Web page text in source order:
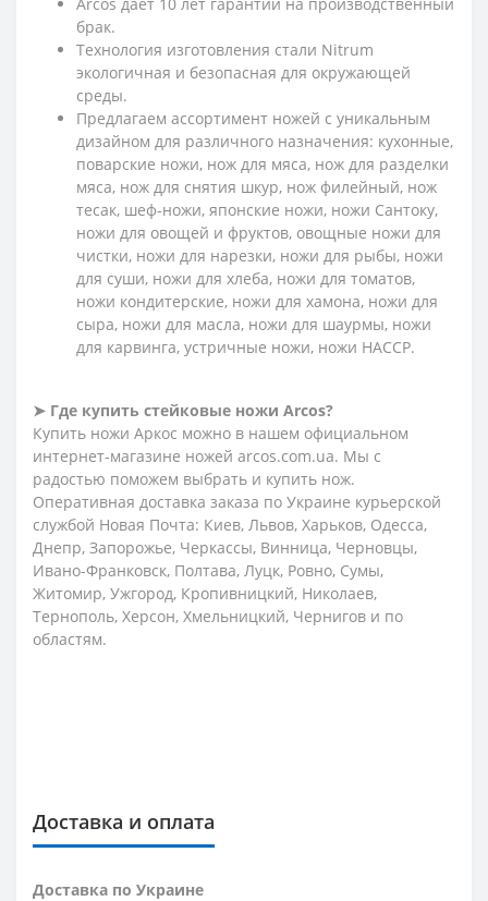
брак.
Технология изготовления стали Nitrum
экологичная и безопасная для окружающей
среды.
Предлагаем ассортимент ножей с уникальным
дизайном для различного назначения: кухонные,
поварские ножи, нож для мяса, нож для разделки
мяса, нож для снятия шкур, нож филейный, нож
тесак, шеф-ножи, японские ножи, ножи Сантоку,
ножи для овощей и фруктов, овощные ножи для
чистки, ножи для нарезки, ножи для рыбы, ножи
для суши, ножи для хлеба, ножи для томатов,
ножи кондитерские, ножи для хамона, ножи для
сыра, ножи для масла, ножи для шаурмы, ножи
для карвинга, устричные ножи, ножи HACCP.
➤ Где купить стейковые ножи Arcos?
Купить ножи Аркос можно в нашем официальном
интернет-магазине ножей arcos.com.ua. Мы с
радостью поможем выбрать и купить нож.
Оперативная доставка заказа по Украине курьерской
службой Новая Почта: Киев, Львов, Харьков, Одесса,
Днепр, Запорожье, Черкассы, Винница, Черновцы,
Ивано-Франковск, Полтава, Луцк, Ровно, Сумы,
Житомир, Ужгород, Кропивницкий, Николаев,
Тернополь, Херсон, Хмельницкий, Чернигов и по
областям.
Доставка и оплата
Доставка по Украине